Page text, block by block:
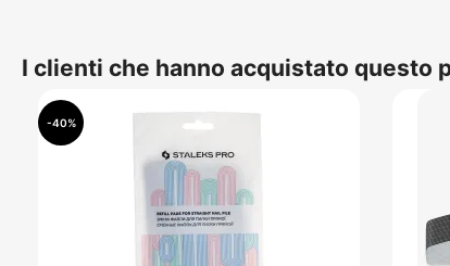
I clienti che hanno acquistato questo
-40%